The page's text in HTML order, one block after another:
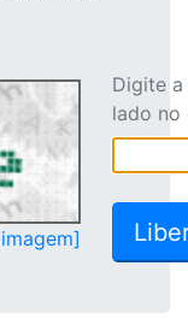
Digite
lado no